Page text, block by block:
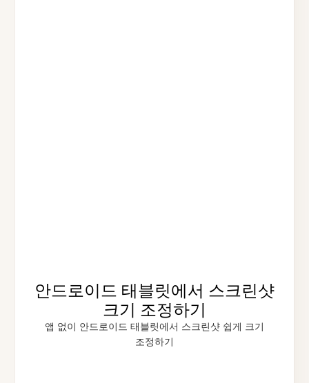
안드로이드 태블릿에서 스크린샷
크기 조정하기
앱 없이 안드로이드 태블릿에서 스크린샷 쉽게 크기
조정하기